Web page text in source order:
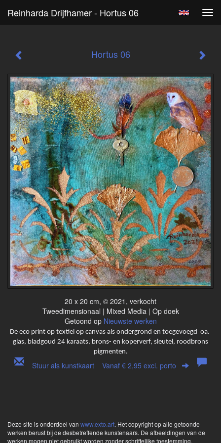
Reinharda Drijfhamer - Hortus 06
Hortus 06
20 x 20 cm, © 2021, verkocht
Tweedimensionaal | Mixed Media | Op doek
Getoond op Nieuwste werken
De eco print op textiel op canvas als ondergrond en toegevoegd oa.
glas, bladgoud 24 karaats, brons- en koperverf, sleutel, roodbrons
pigmenten.
Stuur als kunstkaart Vanaf € 2,95 excl. porto
Deze site is onderdeel van www.exto.art. Het copyright op alle getoonde
werken berust bij de desbetreffende kunstenaars. De afbeeldingen van de
werken mogen niet gebruikt worden zonder schriftelijke toestemming.